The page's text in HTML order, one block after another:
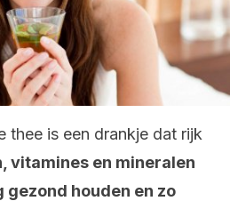
thee is een drankje dat rijk
vitamines en mineralen
houden en zo